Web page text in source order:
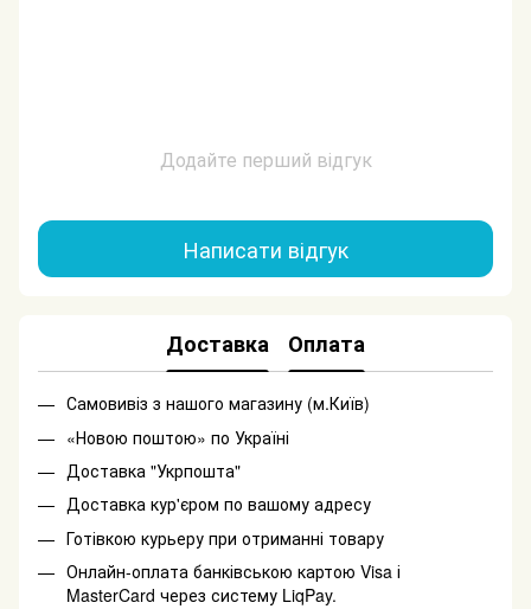
Додайте перший відгук
Написати відгук
Доставка Оплата
Самовивіз з нашого магазину (м.Київ)
«Новою поштою» по Україні
Доставка "Укрпошта"
Доставка кур'єром по вашому адресу
Готівкою курьеру при отриманні товару
Онлайн-оплата банківською картою Visa і
MasterCard через систему LiqPay.